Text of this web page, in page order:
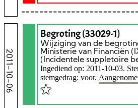
2011-10-06
Begroting (33029-1)
Wijziging van de
Ministerie van Financiën
(Incidentele suppletoire
Ingediend op: 2011-10-03.
stemgedrag: voor.